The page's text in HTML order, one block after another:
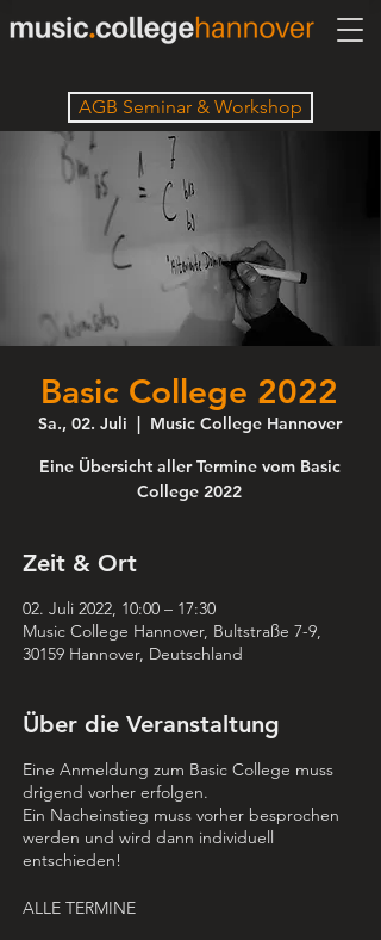
AGB Seminar & Workshop
Basic College 2022
Sa., 02. Juli
  |
Music College Hannover
Eine Übersicht aller Termine vom Basic
College 2022
Zeit & Ort
02. Juli 2022, 10:00 – 17:30
Music College Hannover, Bultstraße 7-9,
30159 Hannover, Deutschland
Über die Veranstaltung
Eine Anmeldung zum Basic College muss
drigend vorher erfolgen.
Ein Nacheinstieg muss vorher besprochen
werden und wird dann individuell
entschieden!
ALLE TERMINE